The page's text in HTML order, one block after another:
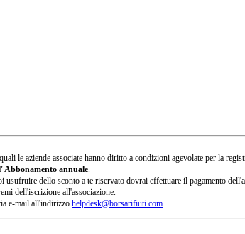
le aziende associate hanno diritto a condizioni agevolate per la
Abbonamento annuale.
usufruire dello sconto a te riservato dovrai effettuare il pagamento
dell'iscrizione all'associazione.
e-mail all'indirizzo helpdesk@borsarifiuti.com.